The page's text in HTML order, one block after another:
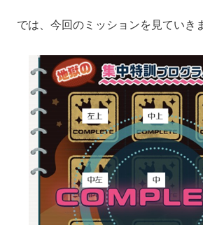
では、今回のミッションを見ていき